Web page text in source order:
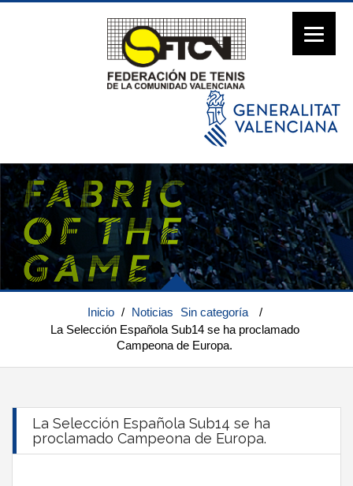
Inicio / Noticias Sin categoría
/
La Selección Española Sub14 se ha proclamado
Campeona de Europa.
La Selección Española Sub14 se ha
proclamado Campeona de Europa.